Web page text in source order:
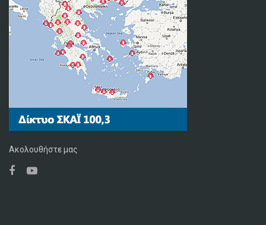
Ακολουθήστε μας